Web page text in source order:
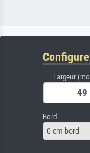
Largeur
Bord
0 cm bord